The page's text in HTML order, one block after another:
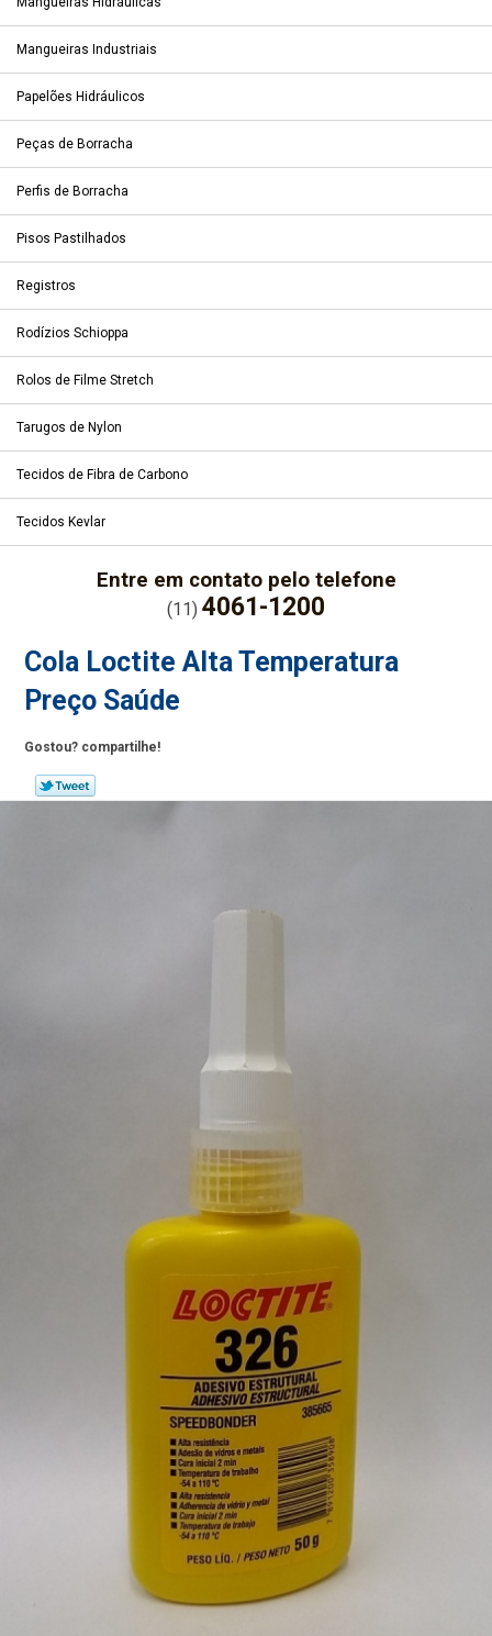
Mangueiras Industriais
Papelões Hidráulicos
Peças de Borracha
Perfis de Borracha
Pisos Pastilhados
Registros
Rodízios Schioppa
Rolos de Filme Stretch
Tarugos de Nylon
Tecidos de Fibra de Carbono
Tecidos Kevlar
Entre em contato pelo telefone
(11) 4061-1200
Cola Loctite Alta Temperatura
Preço Saúde
Gostou? compartilhe!